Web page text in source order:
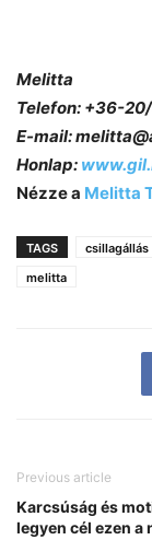
Melitta
Telefon: +36-
E-mail:
Honlap:
Nézze a Melitta
TAGS csillagállás
melitta
Previous article
Karcsúság és
legyen cél ezen a